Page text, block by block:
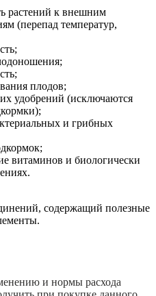
растений к внешним
(перепад температур,
плодов;
удобрений (исключаются
и грибных
витаминов и биологически
содержащий полезные
и нормы расхода